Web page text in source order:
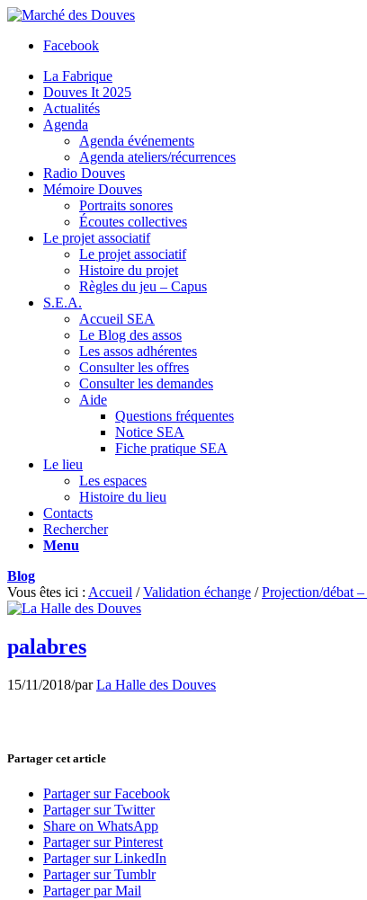
Facebook
La Fabrique
Douves It 2025
Actualités
Agenda
Agenda événements
Agenda ateliers/récurrences
Radio Douves
Mémoire Douves
Portraits sonores
Écoutes collectives
Le projet associatif
Le projet associatif
Histoire du projet
Règles du jeu – Capus
S.E.A.
Accueil SEA
Le Blog des assos
Les assos adhérentes
Consulter les offres
Consulter les demandes
Aide
Questions fréquentes
Notice SEA
Fiche pratique SEA
Le lieu
Les espaces
Histoire du lieu
Contacts
Rechercher
Menu
Blog
Vous êtes ici : Accueil / Validation échange / Projection/débat
palabres
15/11/2018/parLa Halle des Douves
Partager cet article
Partager sur Facebook
Partager sur Twitter
Share on WhatsApp
Partager sur Pinterest
Partager sur LinkedIn
Partager sur Tumblr
Partager par Mail